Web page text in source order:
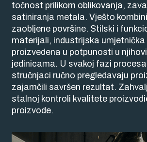
točnost prilikom oblikovanja,
satiniranja metala. Vješto
zaobljene površine. Stilski i
materijali, industrijska umjetnička
proizvedena u potpunosti u
jedinicama. U svakoj fazi
stručnjaci ručno pregledavaju
zajamčili savršen rezultat.
stalnoj kontroli kvalitete
proizvode.